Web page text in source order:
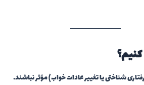
شناختی یا تغییر عادات خواب) مؤثر نباشند.